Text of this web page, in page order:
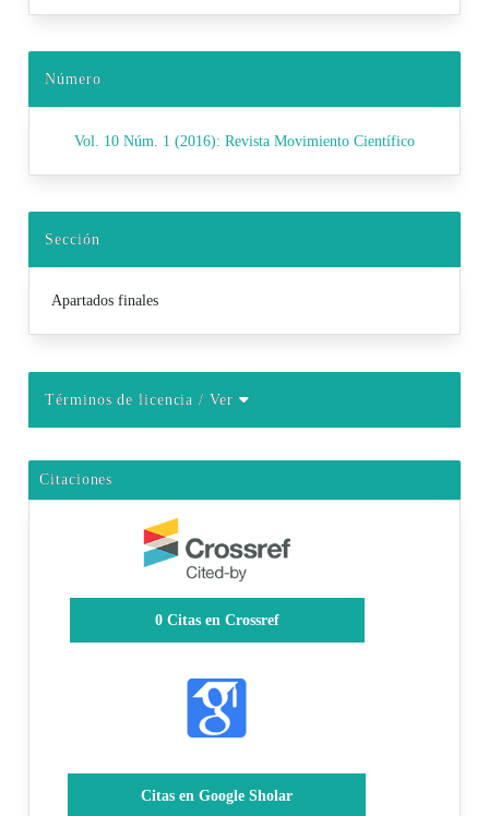
Número
Vol. 10 Núm. 1 (2016): Revista Movimiento Científico
Sección
Apartados finales
Términos de licencia/ Ver
Citaciones
0Citas en Crossref
Citas en Google Sholar